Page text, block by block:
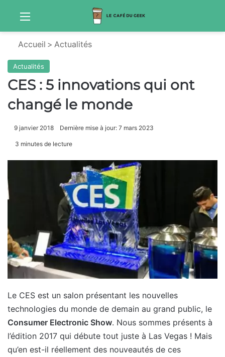
Accueil > Actualités
Actualités
CES : 5 innovations qui ont
changé le monde
9 janvier 2018 Dernière mise à jour: 7 mars 2023
3 minutes de lecture
Le CES est un salon présentant les nouvelles
technologies du monde de demain au grand public, le
Consumer Electronic Show. Nous sommes présents à
l’édition 2017 qui débute tout juste à Las Vegas ! Mais
qu’en est-il réellement des nouveautés de ces